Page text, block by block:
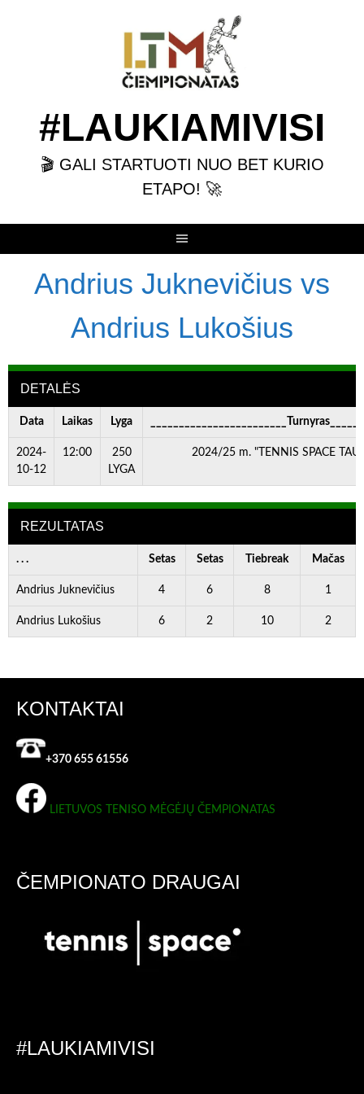
#LAUKIAMIVISI
🎬 GALI STARTUOTI NUO BET KURIO
ETAPO! 🚀
Andrius Juknevičius vs
Andrius Lukošius
DETALĖS
Data Laikas Lyga
2024-
10-12
12:00
250
LYGA
2024/25 m. "TENNIS SPACE
REZULTATAS
. . . Setas Setas Tiebreak Mačas
Andrius Juknevičius 4 6 8 1
Andrius Lukošius 6 2 10 2
KONTAKTAI
+370 655 61556
LIETUVOS TENISO MĖGĖJŲ ČEMPIONATAS
ČEMPIONATO DRAUGAI
#LAUKIAMIVISI